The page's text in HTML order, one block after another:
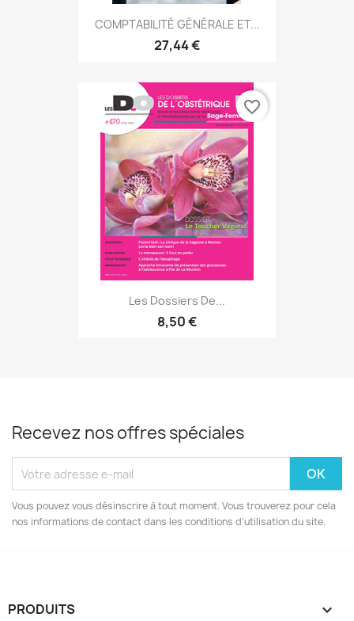
COMPTABILITÉ GÉNÉRALE ET...
27,44 €
Les Dossiers De...
8,50 €
favorite_border
Recevez nos offres spéciales
Vous pouvez vous désinscrire à tout moment. Vous trouverez pour cela
nos informations de contact dans les conditions d'utilisation du site.
PRODUITS 